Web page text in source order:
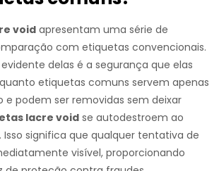
voidapresentam uma série de
com etiquetas convencionais.
delas é a segurança que elas
etiquetas comuns servem apenas
e podem ser removidas sem deixar
lacre void se autodestroem ao
Isso significa que qualquer tentativa de
visível, proporcionando